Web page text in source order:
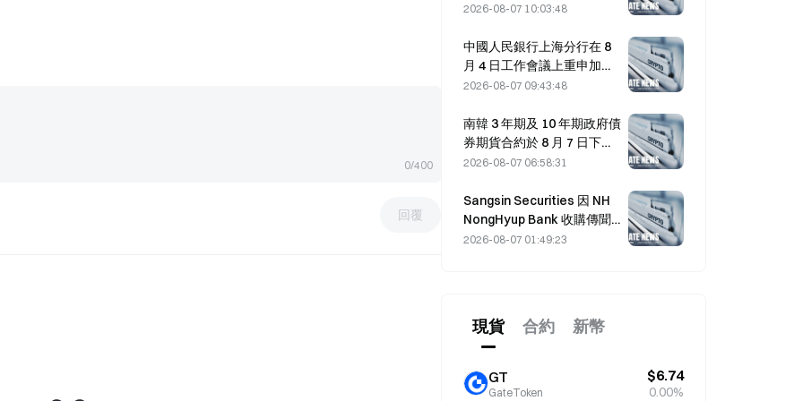
0/400
回覆
3.4325%
2026-08-07 10:03:48
中國人民銀行上海分行在 8
月 4 日工作會議上重申加密
貨幣整頓措施。
2026-08-07 09:43:48
南韓 3 年期及 10 年期政府債
券期貨合約於 8 月 7 日下
跌，在下週拍賣前。
2026-08-07 06:58:31
Sangsin Securities 因 NH
NongHyup Bank 收購傳聞
飆升 29.91%
2026-08-07 01:49:23
現貨 合約 新幣
GT
GateToken
$6.74
0.00%